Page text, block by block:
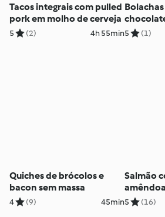
Tacos integrais com pulled
pork em molho de cerveja
5 (2) 4h 55min5 (1)
Quiches de brócolos e
bacon sem massa
4 (9) 45min
Salmão
espargos
5 (16)